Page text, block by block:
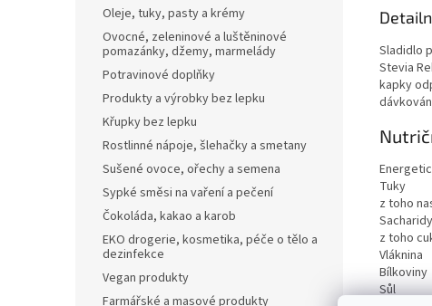
Oleje, tuky, pasty a krémy
Ovocné, zeleninové a luštěninové
pomazánky, džemy, marmelády
Potravinové doplňky
Produkty a výrobky bez lepku
Křupky bez lepku
Rostlinné nápoje, šlehačky a smetany
Sušené ovoce, ořechy a semena
Sypké směsi na vaření a pečení
Čokoláda, kakao a karob
EKO drogerie, kosmetika, péče o tělo a
dezinfekce
Vegan produkty
Farmářské a masové produkty
Sladidlo
Stevia
kapky
Tuky
z toho
Sacharidy
z toho
Vláknina
Bílkoviny
Sůl